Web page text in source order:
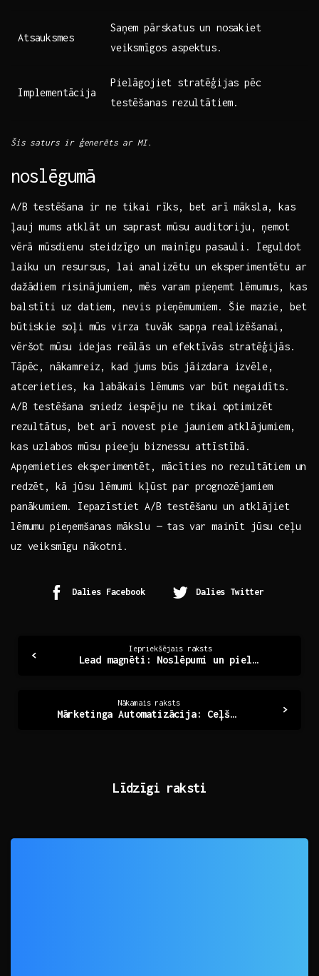
Atsauksmes
Saņem pārskatus un nosakiet‌
veiksmīgos aspektus.
Implementācija
Pielāgojiet stratēģijas pēc
testēšanas⁣ rezultātiem.
Šis saturs ir ģenerēts ar MI.
noslēgumā
A/B ⁣testēšana ir ne tikai rīks, bet arī māksla, kas
ļauj mums atklāt ⁢un‍ saprast mūsu ⁤auditoriju, ņemot
⁣vērā ‌mūsdienu steidzīgo un mainīgu pasauli. Ieguldot
laiku un resursus, lai‍ analizētu un ‌eksperimentētu ar
dažādiem risinājumiem, mēs varam pieņemt ⁣lēmumus, kas
balstīti uz datiem, nevis ‌pieņēmumiem. Šie⁤ mazie, bet
būtiskie soļi mūs virza tuvāk sapņa realizēšanai,
vēršot mūsu‌ idejas reālās un‌ efektīvās stratēģijās.
Tāpēc, nākamreiz, kad jums būs jāizdara izvēle,
atcerieties, ka labākais lēmums ⁢var būt negaidīts.
A/B testēšana⁣ sniedz iespēju ne tikai optimizēt
⁢rezultātus, bet arī⁤ novest pie jauniem atklājumiem,
kas uzlabos ​mūsu pieeju biznessu attīstībā.
Apņemieties ⁤eksperimentēt, mācīties no rezultātiem ⁢un
redzēt, kā ⁤jūsu lēmumi ‌kļūst par prognozējamiem
panākumiem. ⁣Iepazīstiet ‌A/B testēšanu un atklājiet
lēmumu pieņemšanas mākslu — ⁤tas‍ var mainīt jūsu ceļu​
uz veiksmīgu ⁣nākotni.
Dalies Facebook Dalies Twitter
Iepriekšējais raksts
Lead magnēti: Noslēpumi un pielietojumi mūsdienās
Nākamais raksts
Mārketinga Automatizācija: Ceļš Uz Efektīvāku Mārketingu
Līdzīgi raksti